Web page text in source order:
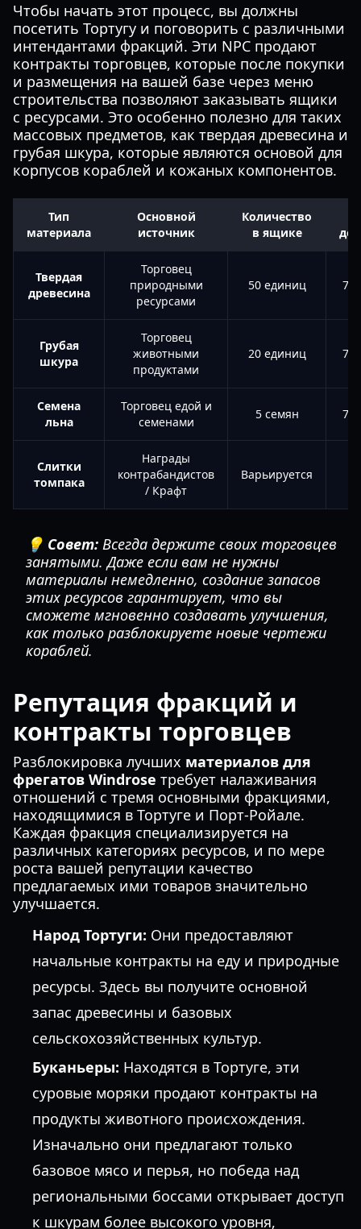
Чтобы начать этот процесс, вы должны
посетить Тортугу и поговорить с различными
интендантами фракций. Эти NPC продают
контракты торговцев, которые после покупки
и размещения на вашей базе через меню
строительства позволяют заказывать ящики
с ресурсами. Это особенно полезно для таких
массовых предметов, как твердая древесина и
грубая шкура, которые являются основой для
корпусов кораблей и кожаных компонентов.
Тип
материала
Основной
источник
Количество
в ящике
Твердая
древесина
Торговец
природными
ресурсами
50 единиц 70
Грубая
шкура
Торговец
животными
продуктами
20 единиц 70
Семена
льна
Торговец едой и
семенами
5 семян 70
Слитки
томпака
Награды
контрабандистов
/ Крафт
Варьируется
💡 Совет: Всегда держите своих торговцев
занятыми. Даже если вам не нужны
материалы немедленно, создание запасов
этих ресурсов гарантирует, что вы
сможете мгновенно создавать улучшения,
как только разблокируете новые чертежи
кораблей.
Репутация фракций и
контракты торговцев
Разблокировка лучших материалов для
фрегатов Windrose требует налаживания
отношений с тремя основными фракциями,
находящимися в Тортуге и Порт-Ройале.
Каждая фракция специализируется на
различных категориях ресурсов, и по мере
роста вашей репутации качество
предлагаемых ими товаров значительно
улучшается.
Народ Тортуги: Они предоставляют
начальные контракты на еду и природные
ресурсы. Здесь вы получите основной
запас древесины и базовых
сельскохозяйственных культур.
Буканьеры: Находятся в Тортуге, эти
суровые моряки продают контракты на
продукты животного происхождения.
Изначально они предлагают только
базовое мясо и перья, но победа над
региональными боссами открывает доступ
к шкурам более высокого уровня,